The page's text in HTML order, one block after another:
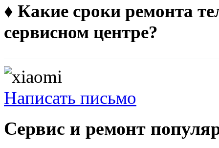
♦ Какие сроки ремонта
сервисном центре?
Написать письмо
Сервис и ремонт